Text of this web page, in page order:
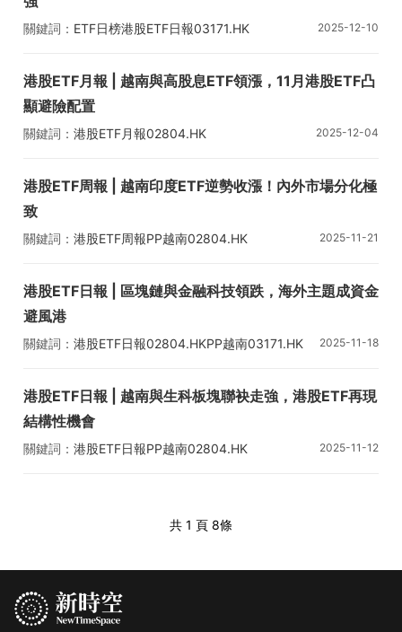
關鍵詞： ETF日榜港股ETF日報03171.HK
2025-12-10
港股ETF月報 | 越南與高股息ETF領漲，11月港股ETF凸
顯避險配置
關鍵詞： 港股ETF月報02804.HK
2025-12-04
港股ETF周報 | 越南印度ETF逆勢收漲！內外市場分化極
致
關鍵詞： 港股ETF周報PP越南02804.HK
2025-11-21
港股ETF日報 | 區塊鏈與金融科技領跌，海外主題成資金
避風港
關鍵詞： 港股ETF日報02804.HKPP越南03171.HK
2025-11-18
港股ETF日報 | 越南與生科板塊聯袂走強，港股ETF再現
結構性機會
關鍵詞： 港股ETF日報PP越南02804.HK
2025-11-12
共 1 頁 8條